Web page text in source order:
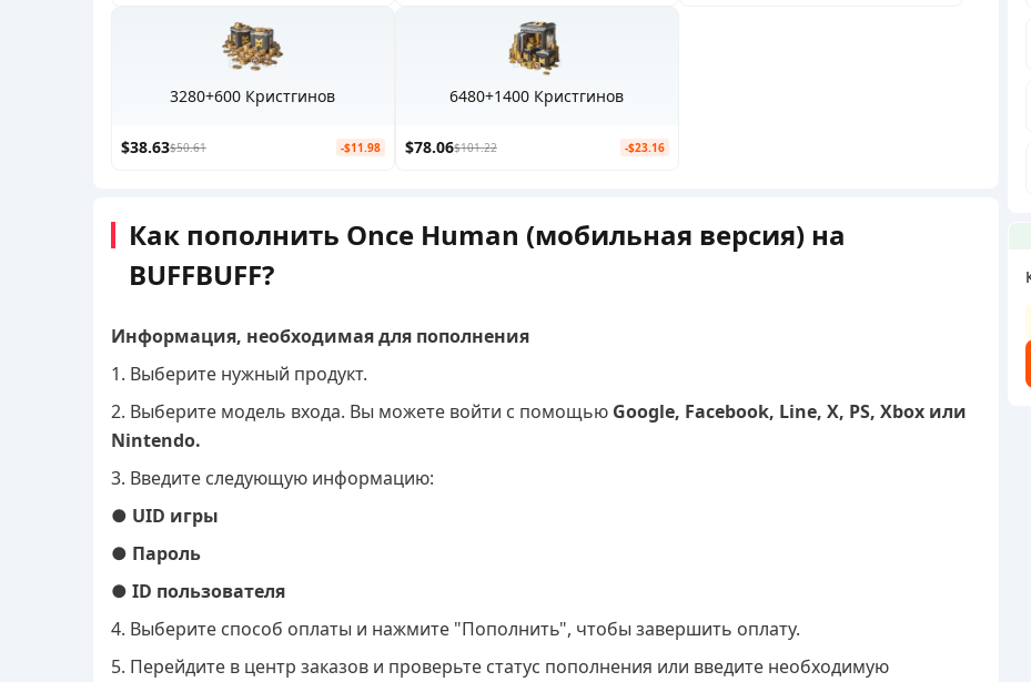
3280+600 Кристгинов
$38.63$50.61 -$11.98
6480+1400 Кристгинов
$78.06$101.22 -$23.16
Как пополнить Once Human (мобильная версия) на
BUFFBUFF?
Информация, необходимая для пополнения
1. Выберите нужный продукт.
2. Выберите модель входа. Вы можете войти с помощью Google, Facebook, Line, X, PS, Xbox или
Nintendo.
3. Введите следующую информацию:
● UID игры
● Пароль
● ID пользователя
4. Выберите способ оплаты и нажмите "Пополнить", чтобы завершить оплату.
5. Перейдите в центр заказов и проверьте статус пополнения или введите необходимую